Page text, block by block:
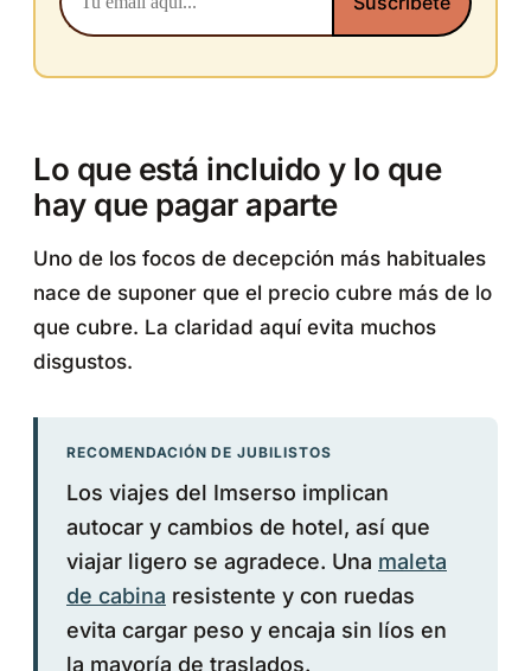
Lo que está incluido y lo que
hay que pagar aparte
Uno de los focos de decepción más habituales
nace de suponer que el precio cubre más de lo
que cubre. La claridad aquí evita muchos
disgustos.
RECOMENDACIÓN DE JUBILISTOS
Los viajes del Imserso implican
autocar y cambios de hotel, así que
viajar ligero se agradece. Una maleta
de cabina resistente y con ruedas
evita cargar peso y encaja sin líos en
la mayoría de traslados.